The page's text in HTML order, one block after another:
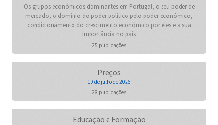
Os grupos económicos dominantes em Portugal, o seu poder de
mercado, o domínio do poder politico pelo poder económico,
condicionamento do crescimento económico por eles e a sua
importância no país
25 publicações
Preços
19 de julho de 2026
28 publicações
Educação e Formação